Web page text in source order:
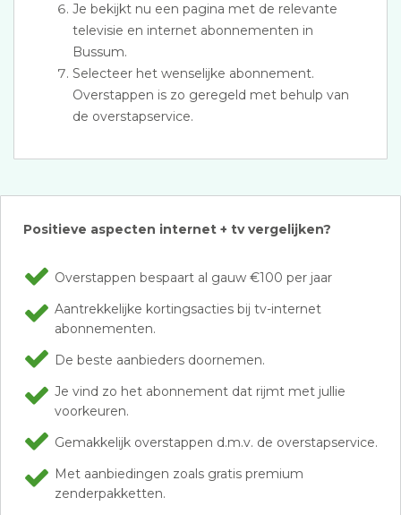
Je bekijkt nu een pagina met de relevante
televisie en internet abonnementen in
Bussum.
Selecteer het wenselijke abonnement.
Overstappen is zo geregeld met behulp van
de overstapservice.
Positieve aspecten internet + tv vergelijken?
Overstappen bespaart al gauw €100 per jaar
Aantrekkelijke kortingsacties bij tv-internet
abonnementen.
De beste aanbieders doornemen.
Je vind zo het abonnement dat rijmt met jullie
voorkeuren.
Gemakkelijk overstappen d.m.v. de overstapservice.
Met aanbiedingen zoals gratis premium
zenderpakketten.